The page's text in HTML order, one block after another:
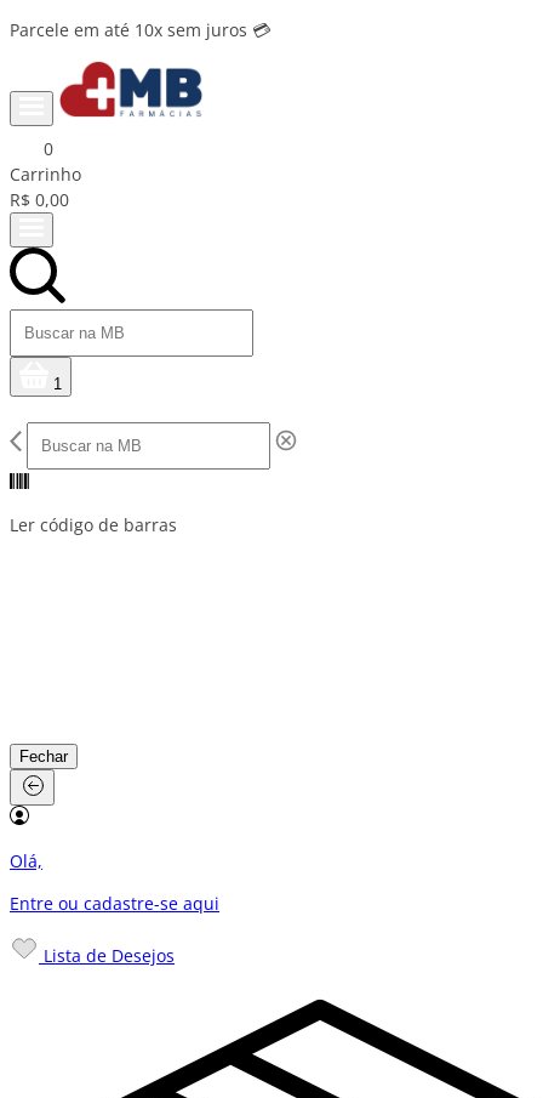
Parcele em até 10x sem juros 💳
0
Carrinho
R$ 0,00
1
Ler código de barras
Fechar
Olá,
Entre ou cadastre-se aqui
Lista de Desejos